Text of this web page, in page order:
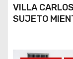
VILLA
SUJETO